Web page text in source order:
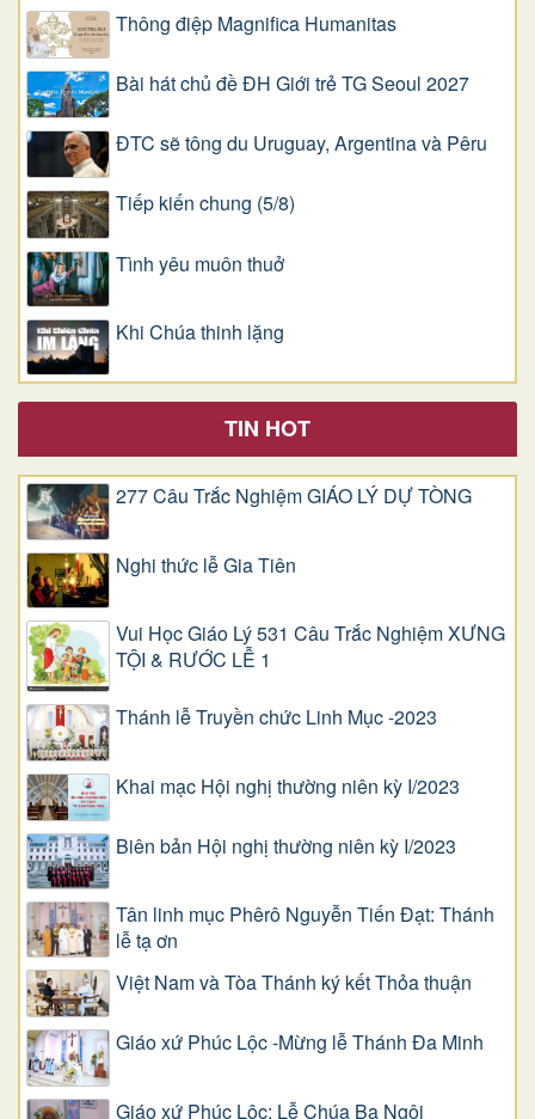
Thông điệp Magnifica Humanitas
Bài hát chủ đề ĐH Giới trẻ TG Seoul 2027
ĐTC sẽ tông du Uruguay, Argentina và Pêru
Tiếp kiến chung (5/8)
Tình yêu muôn thuở
Khi Chúa thinh lặng
TIN HOT
277 Câu Trắc Nghiệm GIÁO LÝ DỰ TÒNG
Nghi thức lễ Gia Tiên
Vui Học Giáo Lý 531 Câu Trắc Nghiệm XƯNG
TỘI & RƯỚC LỄ 1
Thánh lễ Truyền chức Linh Mục -2023
Khai mạc Hội nghị thường niên kỳ I/2023
Biên bản Hội nghị thường niên kỳ I/2023
Tân linh mục Phêrô Nguyễn Tiến Đạt: Thánh
lễ tạ ơn
Việt Nam và Tòa Thánh ký kết Thỏa thuận
Giáo xứ Phúc Lộc -Mừng lễ Thánh Đa Minh
Giáo xứ Phúc Lộc: Lễ Chúa Ba Ngôi